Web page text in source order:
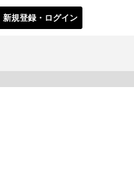
新規登録・ログイン